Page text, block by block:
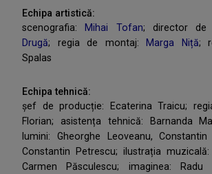
Echipa artistică:
scenografia: Mihai Tofan; director de
Drugă; regia de montaj: Marga Niță;
Spalas
Echipa tehnică:
șef de producție: Ecaterina Traicu;
Florian; asistența tehnică: Barnanda
lumini: Gheorghe Leoveanu,
Constantin Petrescu; ilustrația
Carmen Păsculescu; imaginea: Radu